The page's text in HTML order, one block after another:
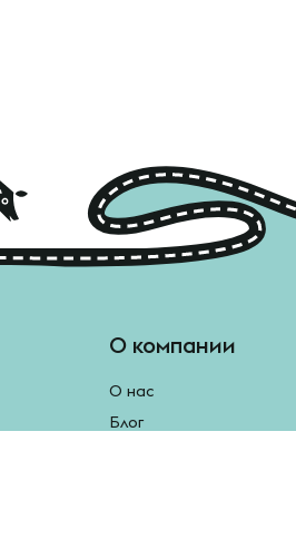
О компании
О нас
Блог